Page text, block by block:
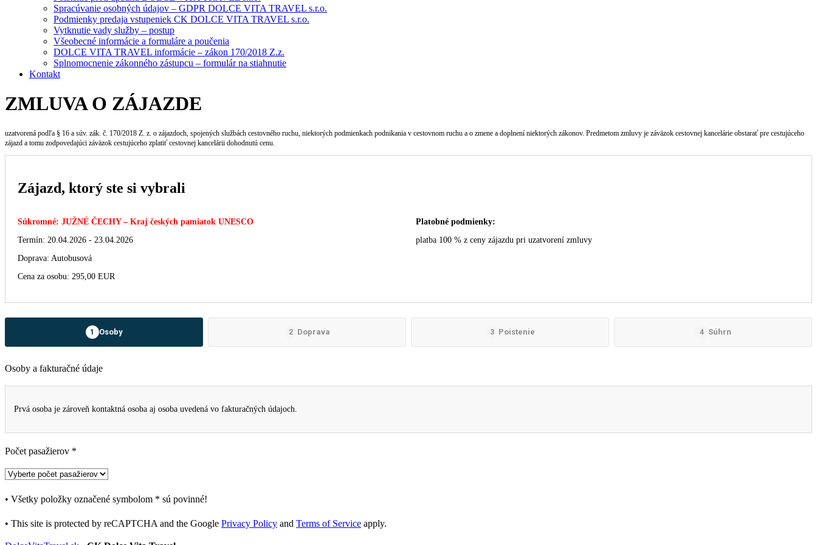
Spracúvanie osobných údajov – GDPR DOLCE VITA TRAVEL s.r.o.
Podmienky predaja vstupeniek CK DOLCE VITA TRAVEL s.r.o.
Vytknutie vady služby – postup
Všeobecné informácie a formuláre a poučenia
DOLCE VITA TRAVEL informácie – zákon 170/2018 Z.z.
Splnomocnenie zákonného zástupcu – formulár na stiahnutie
Kontakt
ZMLUVA O ZÁJAZDE
uzatvorená podľa § 16 a súv. zák. č. 170/2018 Z. z. o zájazdoch, spojených službách cestovného ruchu, niektorých podmienkach podnikania v cestovnom ruchu a o zmene a doplnení niektorých zákonov. Predmetom zmluvy je záväzok cestovnej kancelárie obstarať pre cestujúceho
zájazd a tomu zodpovedajúci záväzok cestujúceho zplatiť cestovnej kancelárii dohodnutú cenu.
Zájazd, ktorý ste si vybrali
Súkromné: JUŽNÉ ČECHY – Kraj českých pamiatok UNESCO
Termín: 20.04.2026 - 23.04.2026
Doprava: Autobusová
Cena za osobu: 295,00 EUR
Platobné podmienky:
platba 100 % z ceny zájazdu pri uzatvorení zmluvy
1 Osoby 2 Doprava 3 Poistenie 4 Súhrn
Osoby a fakturačné údaje
Prvá osoba je zároveň kontaktná osoba aj osoba uvedená vo fakturačných údajoch.
Počet pasažierov *
• Všetky položky označené symbolom * sú povinné!
• This site is protected by reCAPTCHA and the Google Privacy Policy and Terms of Service apply.